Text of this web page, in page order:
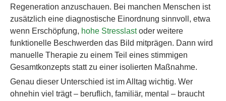
Regeneration anzuschauen. Bei manchen Menschen ist
zusätzlich eine diagnostische Einordnung sinnvoll, etwa
wenn Erschöpfung, hohe Stresslastoder weitere
funktionelle Beschwerden das Bild mitprägen. Dann wird
manuelle Therapie zu einem Teil eines stimmigen
Gesamtkonzepts statt zu einer isolierten Maßnahme.
Genau dieser Unterschied ist im Alltag wichtig. Wer
ohnehin viel trägt – beruflich, familiär, mental – braucht